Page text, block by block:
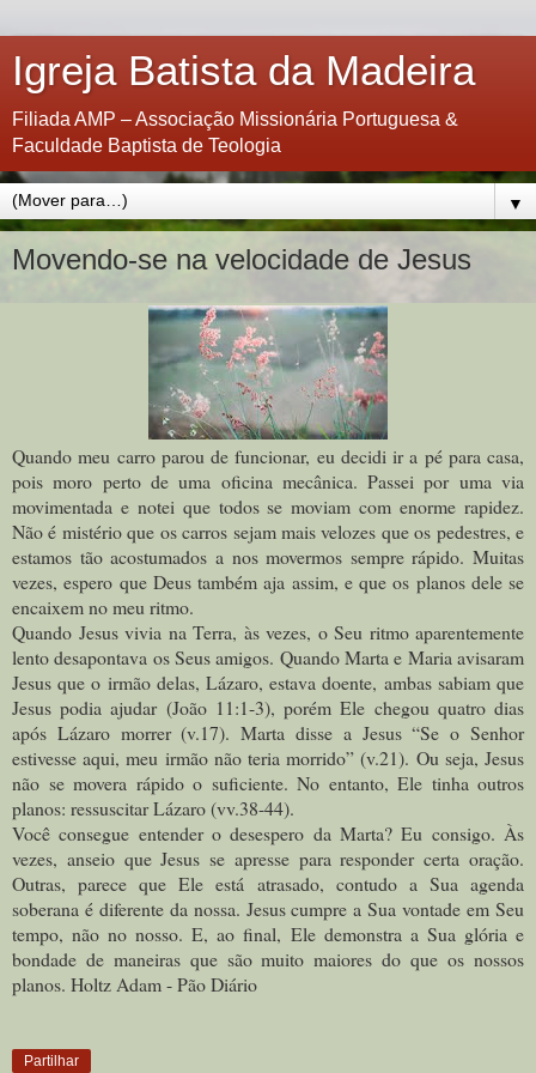
Igreja Batista da Madeira
Filiada AMP – Associação Missionária Portuguesa &
Faculdade Baptista de Teologia
▼
Movendo-se na velocidade de Jesus
Quando meu carro parou de funcionar, eu decidi ir a pé para casa,
pois moro perto de uma oficina mecânica. Passei por uma via
movimentada e notei que todos se moviam com enorme rapidez.
Não é mistério que os carros sejam mais velozes que os pedestres, e
estamos tão acostumados a nos movermos sempre rápido. Muitas
vezes, espero que Deus também aja assim, e que os planos dele se
encaixem no meu ritmo.
Quando Jesus vivia na Terra, às vezes, o Seu ritmo aparentemente
lento desapontava os Seus amigos. Quando Marta e Maria avisaram
Jesus que o irmão delas, Lázaro, estava doente, ambas sabiam que
Jesus podia ajudar (João 11:1-3), porém Ele chegou quatro dias
após Lázaro morrer (v.17). Marta disse a Jesus “Se o Senhor
estivesse aqui, meu irmão não teria morrido” (v.21). Ou seja, Jesus
não se movera rápido o suficiente. No entanto, Ele tinha outros
planos: ressuscitar Lázaro (vv.38-44).
Você consegue entender o desespero da Marta? Eu consigo. Às
vezes, anseio que Jesus se apresse para responder certa oração.
Outras, parece que Ele está atrasado, contudo a Sua agenda
soberana é diferente da nossa. Jesus cumpre a Sua vontade em Seu
tempo, não no nosso. E, ao final, Ele demonstra a Sua glória e
bondade de maneiras que são muito maiores do que os nossos
planos. Holtz Adam - Pão Diário
Partilhar